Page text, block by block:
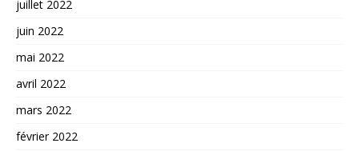
juillet 2022
juin 2022
mai 2022
avril 2022
mars 2022
février 2022